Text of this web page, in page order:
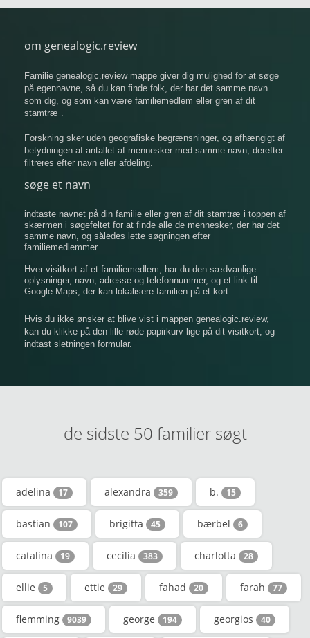
om genealogic.review
Familie genealogic.review mappe giver dig mulighed for at søge
på egennavne, så du kan finde folk, der har det samme navn
som dig, og som kan være familiemedlem eller gren af ​​dit
stamtræ .
Forskning sker uden geografiske begrænsninger, og afhængigt af
betydningen af ​​antallet af mennesker med samme navn, derefter
filtreres efter navn eller afdeling.
søge et navn
indtaste navnet på din familie eller gren af ​​dit stamtræ i toppen af
​​skærmen i søgefeltet for at finde alle de mennesker, der har det
samme navn, og således lette søgningen efter
familiemedlemmer.
Hver visitkort af et familiemedlem, har du den sædvanlige
oplysninger, navn, adresse og telefonnummer, og et link til
Google Maps, der kan lokalisere familien på et kort.
Hvis du ikke ønsker at blive vist i mappen genealogic.review,
kan du klikke på den lille røde papirkurv lige på dit visitkort, og
indtast sletningen formular.
de sidste 50 familier søgt
adelina 17 alexandra 359 b. 15
bastian 107 brigitta 45 bærbel 6
catalina 19 cecilia 383 charlotta 28
ellie 5 ettie 29 fahad 20 farah 77
flemming 9039 george 194 georgios 40